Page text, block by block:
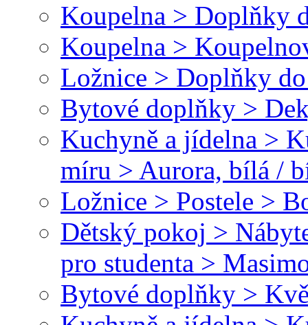
Koupelna > Doplňky
Koupelna >
Ložnice > Doplňky
Bytové doplňky >
Kuchyně a jídelna >
míru > Aurora, bílá /
Ložnice > Postele >
Dětský pokoj >
pro studenta >
Bytové doplňky >